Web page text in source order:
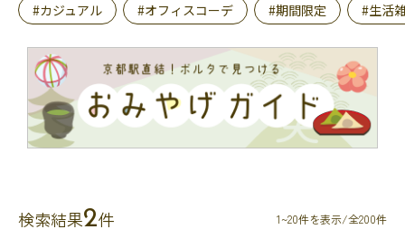
#カジュアル #オフィスコーデ #期間限定 #生活
検索結果2件 1~20件を表示/全200件